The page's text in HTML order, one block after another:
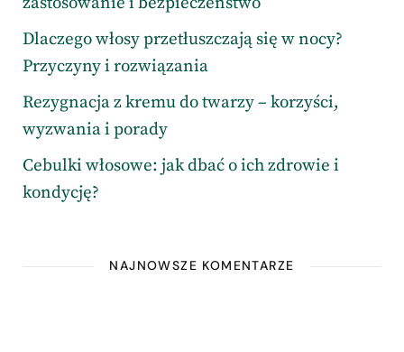
Dlaczego włosy przetłuszczają się w nocy?
Przyczyny i rozwiązania
Rezygnacja z kremu do twarzy – korzyści,
wyzwania i porady
Cebulki włosowe: jak dbać o ich zdrowie i
kondycję?
NAJNOWSZE KOMENTARZE